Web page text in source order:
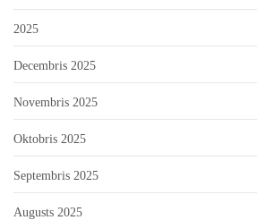
2025
Decembris 2025
Novembris 2025
Oktobris 2025
Septembris 2025
Augusts 2025